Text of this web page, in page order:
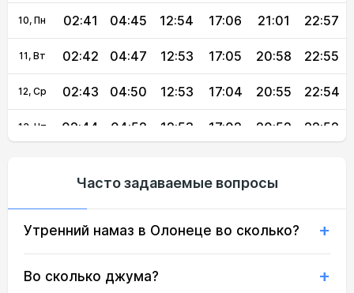
10, Пн 02:41 04:45 12:54 17:06 21:01 22:57
11, Вт 02:42 04:47 12:53 17:05 20:58 22:55
12, Ср 02:43 04:50 12:53 17:04 20:55 22:54
13, Чт 02:44 04:52 12:53 17:02 20:52 22:52
16, Вс 02:48 05:00 12:52 16:58 20:44 22:48
17, Пн 02:49 05:02 22:46
Часто задаваемые вопросы
Утренний намаз в Олонеце во сколько?
Во сколько джума?